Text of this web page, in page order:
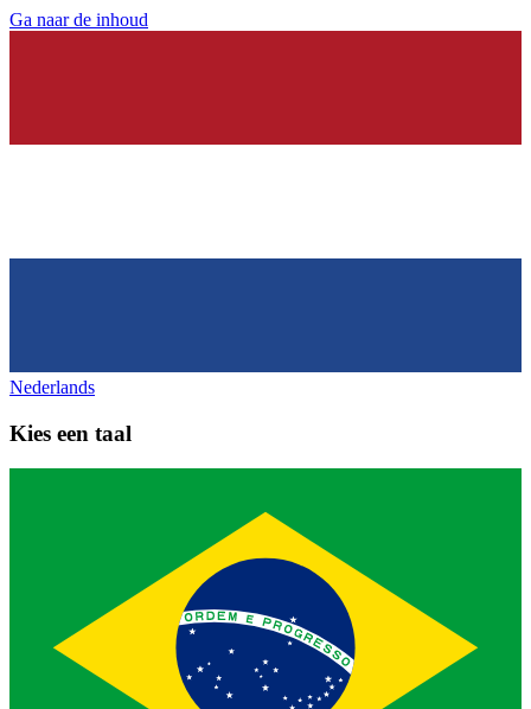
Ga naar de inhoud
Nederlands
Kies een taal